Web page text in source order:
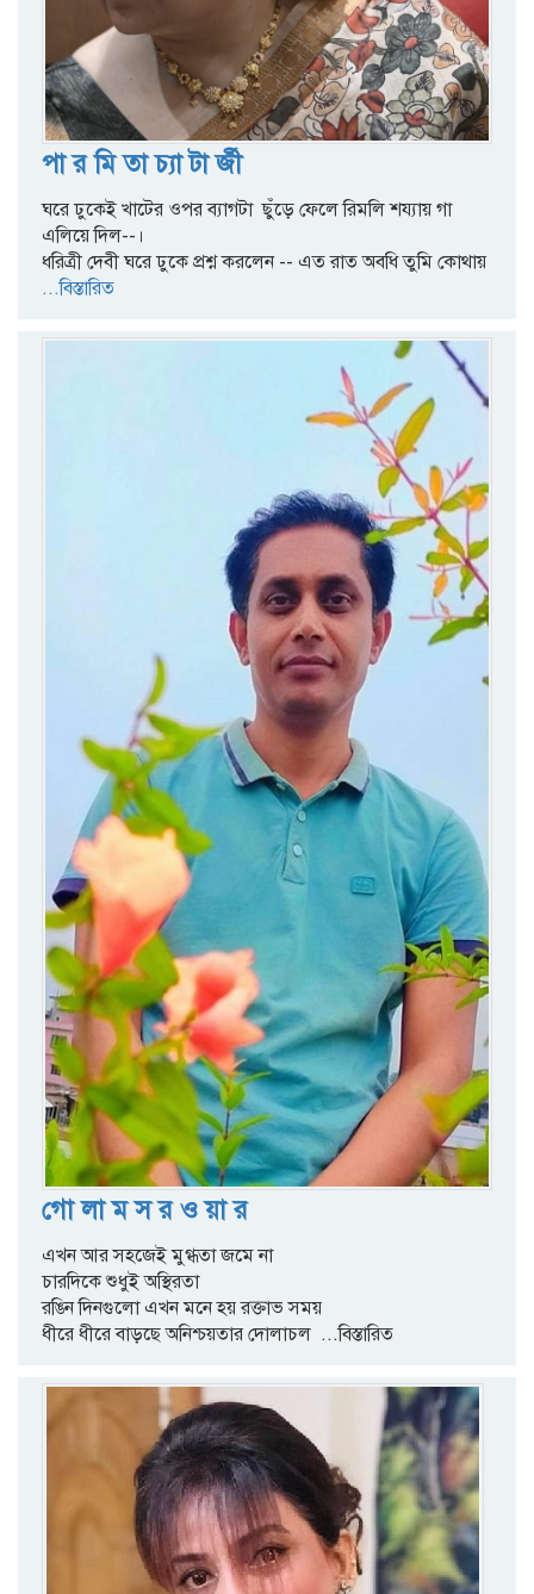
পা র মি তা চ্যা টা র্জী
ঘরে ঢুকেই খাটের ওপর ব্যাগটা ছুঁড়ে ফেলে রিমলি শয্যায় গা
এলিয়ে দিল--।
ধরিত্রী দেবী ঘরে ঢুকে প্রশ্ন করলেন -- এত রাত অবধি তুমি কোথায়
...বিস্তারিত
গো লা ম স র ও য়া র
এখন আর সহজেই মুগ্ধতা জমে না
চারদিকে শুধুই অস্থিরতা
রঙিন দিনগুলো এখন মনে হয় রক্তাভ সময়
ধীরে ধীরে বাড়ছে অনিশ্চয়তার দোলাচল ...বিস্তারিত